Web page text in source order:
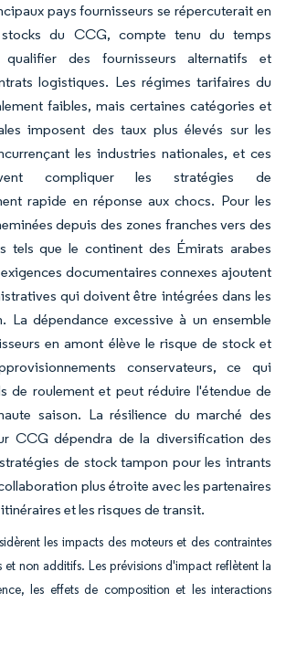
pays fournisseurs se répercuterait en
du CCG, compte tenu du temps
qualifier des fournisseurs alternatifs et
logistiques. Les régimes tarifaires du
faibles, mais certaines catégories et
imposent des taux plus élevés sur les
les industries nationales, et ces
compliquer les stratégies de
rapide en réponse aux chocs. Pour les
depuis des zones franches vers des
tels que le continent des Émirats arabes
documentaires connexes ajoutent
qui doivent être intégrées dans les
La dépendance excessive à un ensemble
en amont élève le risque de stock et
conservateurs, ce qui
de roulement et peut réduire l'étendue de
saison. La résilience du marché des
CCG dépendra de la diversification des
de stock tampon pour les intrants
plus étroite avec les partenaires
et les risques de transit.
les impacts des moteurs et des contraintes
non additifs. Les prévisions d'impact reflètent la
les effets de composition et les interactions